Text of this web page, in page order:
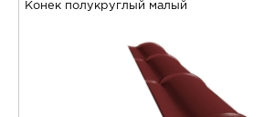
Конек полукруглый малый